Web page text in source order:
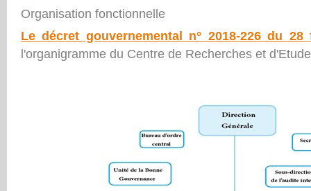
Organisation fonctionnelle
Le décret gouvernemental n° 2018-226 du 28
l'organigramme du Centre de Recherches et